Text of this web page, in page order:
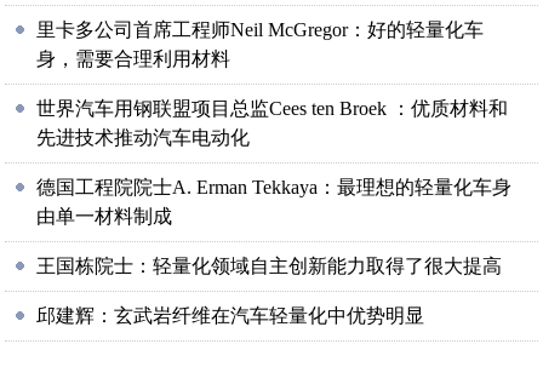
里卡多公司首席工程师Neil McGregor：好的轻量化车
身，需要合理利用材料
世界汽车用钢联盟项目总监Cees ten Broek ：优质材料和
先进技术推动汽车电动化
德国工程院院士A. Erman Tekkaya：最理想的轻量化车身
由单一材料制成
王国栋院士：轻量化领域自主创新能力取得了很大提高
邱建辉：玄武岩纤维在汽车轻量化中优势明显